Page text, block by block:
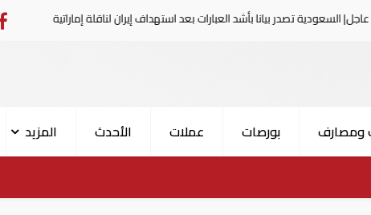
بأشد العبارات بعد استهداف إيران لناقلة إماراتية عاجل|
ومصارف بورصات عملات الأحدث المزيد